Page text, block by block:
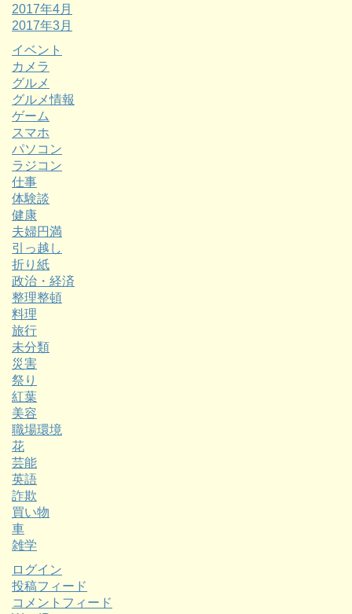
2017年4月
2017年3月
イベント
カメラ
グルメ
グルメ情報
ゲーム
スマホ
パソコン
ラジコン
仕事
体験談
健康
夫婦円満
引っ越し
折り紙
政治・経済
整理整頓
料理
旅行
未分類
災害
祭り
紅葉
美容
職場環境
花
芸能
英語
詐欺
買い物
車
雑学
ログイン
投稿フィード
コメントフィード